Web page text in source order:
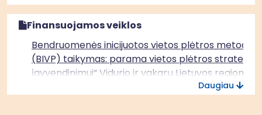
Finansuojamos veiklos
Bendruomenės inicijuotos vietos plėtros metodo
(BIVP) taikymas: parama vietos plėtros strategijų
įgyvendinimui“ Vidurio ir vakarų Lietuvos regione
Daugiau